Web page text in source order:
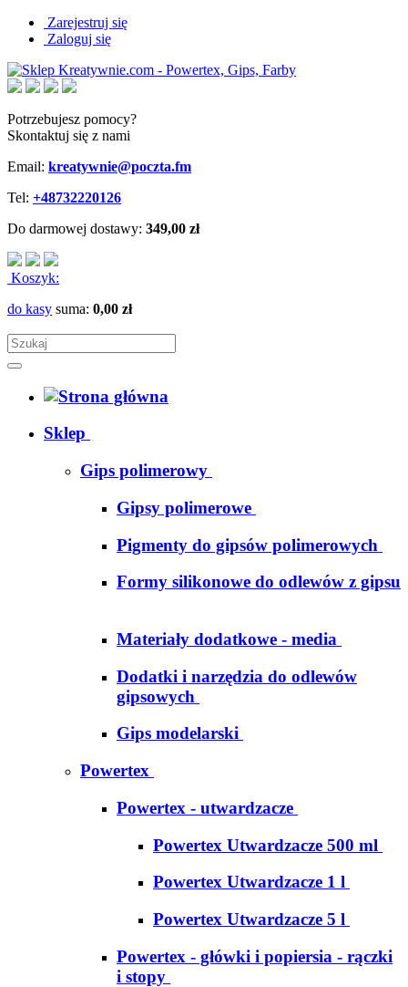
Zarejestruj się
Zaloguj się
Potrzebujesz pomocy?
Skontaktuj się z nami
Email: kreatywnie@poczta.fm
Tel: +48732220126
Do darmowej dostawy: 349,00 zł
Koszyk:
do kasy suma: 0,00 zł
Sklep
Gips polimerowy
Gipsy polimerowe
Pigmenty do gipsów polimerowych
Formy silikonowe do odlewów z gipsu
Materiały dodatkowe - media
Dodatki i narzędzia do odlewów
gipsowych
Gips modelarski
Powertex
Powertex - utwardzacze
Powertex Utwardzacze 500 ml
Powertex Utwardzacze 1 l
Powertex Utwardzacze 5 l
Powertex - główki i popiersia - rączki
i stopy